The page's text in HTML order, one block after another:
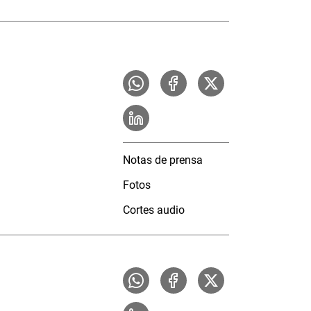
Notas de prensa
Fotos
Cortes audio